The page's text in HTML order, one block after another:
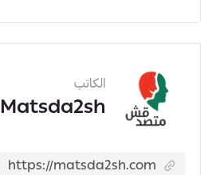
الكاتب
Matsda2sh